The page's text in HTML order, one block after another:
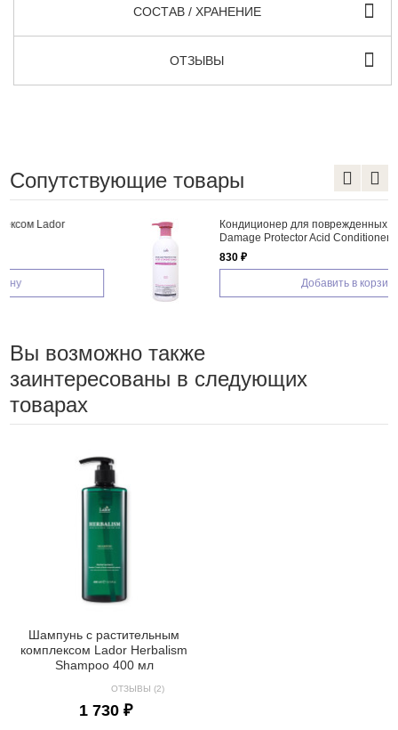
СОСТАВ / ХРАНЕНИЕ
ОТЗЫВЫ
Сопутствующие товары
Кондиционер для поврежденных волос Lador
Damage Protector Acid Conditioner 530мл
Вы возможно также
заинтересованы в следующих
товарах
Шампунь с растительным
комплексом Lador Herbalism
Shampoo 400 мл
ОТЗЫВЫ (2)
1 730 ₽